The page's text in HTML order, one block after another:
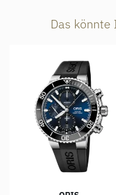
Das könnte